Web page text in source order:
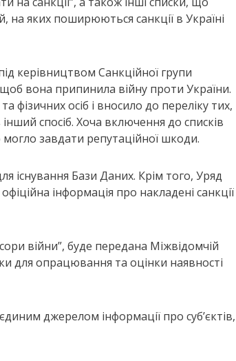
на яких поширюються санкції в Україні
керівництвом Санкційної групи
вона припинила війну проти України.
фізичних осіб і вносило до переліку тих,
спосіб. Хоча включення до списків
завдати репутаційної шкоди.
існування Бази Даних. Крім того, Уряд
інформація про накладені санкції
війни”, буде передана Міжвідомчій
для опрацювання та оцінки наявності
джерелом інформації про суб’єктів,